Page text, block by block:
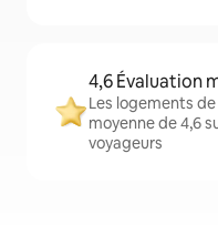
4,6 Évaluation
Les logements
moyenne de 4,6
voyageurs